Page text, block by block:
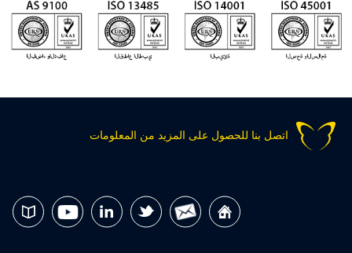
اتصل بنا للحصول على المزيد من المعلومات